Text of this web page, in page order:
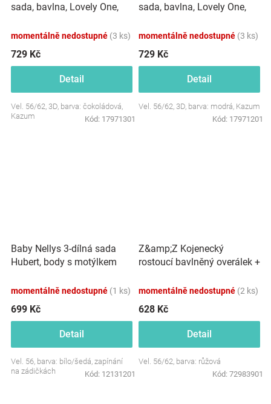
sada, bavlna, Lovely One,
momentálně nedostupné (3 ks)
729 Kč
Detail
Vel. 56/62, 3D, barva: čokoládová,
Kazum
Kód: 17971301
sada, bavlna, Lovely One,
momentálně nedostupné (3 ks)
729 Kč
Detail
Vel. 56/62, 3D, barva: modrá, Kazum
Kód: 17971201
Baby Nellys 3-dílná sada
Hubert, body s motýlkem
šedý
momentálně nedostupné (1 ks)
699 Kč
Detail
Vel. 56, barva: bílo/šedá, zapínání
na zádičkách
Kód: 12131201
Z&amp;Z Kojenecký
rostoucí bavlněný overálek +
momentálně nedostupné (2 ks)
628 Kč
Detail
Vel. 56/62, barva: růžová
Kód: 72983901